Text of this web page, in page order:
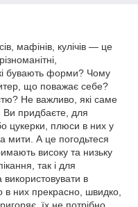
мафінів, кулічів — це
бувають форми? Чому
що поважає себе?
Не важливо, які саме
Ви придбаєте, для
цукерки, плюси в них у
мити. А це погодьтеся
високу та низьку
так і для
в
в них прекрасно, швидко,
їх не потрібно